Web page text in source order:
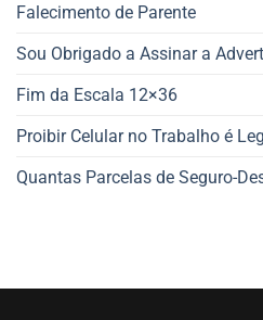
Falecimento de Parente
Sou Obrigado a Assinar a
Fim da Escala 12×36
Proibir Celular no Trabalho é
Quantas Parcelas de Seguro-